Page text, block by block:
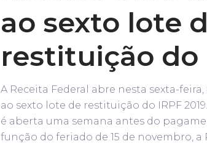
ao sexto lote
restituição do
A Receita Federal abre nesta sexta-
ao sexto lote de restituição do IRPF
é aberta uma semana antes do
função do feriado de 15 de novembro,